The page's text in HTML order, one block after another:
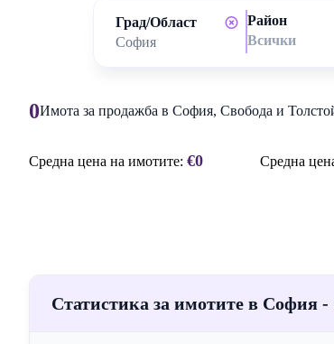
Град/Област
Район
Всички
0Имота за продажба в София, Свобода и
Средна цена на имотите: €0 Средна
Статистика за имотите в София -